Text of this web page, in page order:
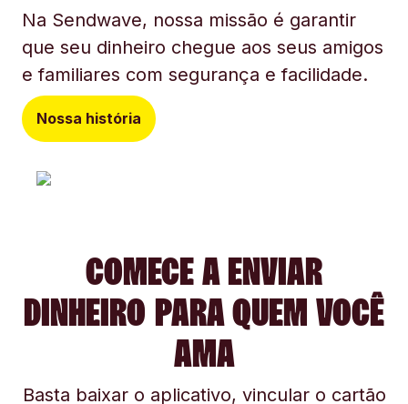
Na Sendwave, nossa missão é garantir
que seu dinheiro chegue aos seus amigos
e familiares com segurança e facilidade.
Nossa história
COMECE A ENVIAR
DINHEIRO PARA QUEM VOCÊ
AMA
Basta baixar o aplicativo, vincular o cartão